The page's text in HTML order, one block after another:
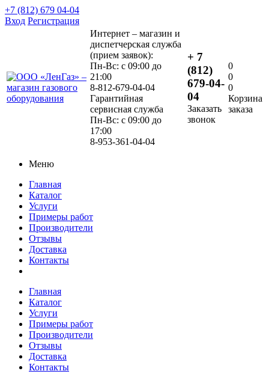
+7 (812) 679 04-04
Вход Регистрация
Интернет – магазин и
диспетчерская служба
(прием заявок):
Пн-Вс: с 09:00 до
21:00
8-812-679-04-04
Гарантийная
сервисная служба
Пн-Вс: с 09:00 до
17:00
8-953-361-04-04
+ 7
(812)
679-04-
04
Заказать
звонок
0
0
0
Корзина
заказа
Меню
Главная
Каталог
Услуги
Примеры работ
Производители
Отзывы
Доставка
Контакты
Главная
Каталог
Услуги
Примеры работ
Производители
Отзывы
Доставка
Контакты